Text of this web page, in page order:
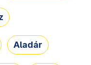
Aladár